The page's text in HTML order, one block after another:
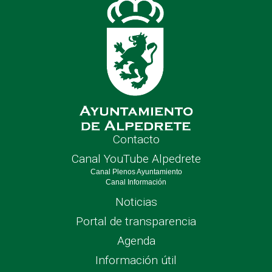
Contacto
Canal YouTube Alpedrete
Canal Plenos Ayuntamiento
Canal Información
Noticias
Portal de transparencia
Agenda
Información útil